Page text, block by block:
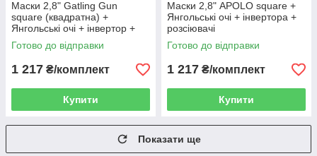
Маски 2,8" Gatling Gun
square (квадратна) +
Янгольські очі + інвертор +
розсіювачі
Готово до відправки
1 217 ₴/комплект
Купити
Маски 2,8" APOLO square +
Янгольські очі + інвертора +
розсіювачі
Готово до відправки
1 217 ₴/комплект
Купити
Показати ще